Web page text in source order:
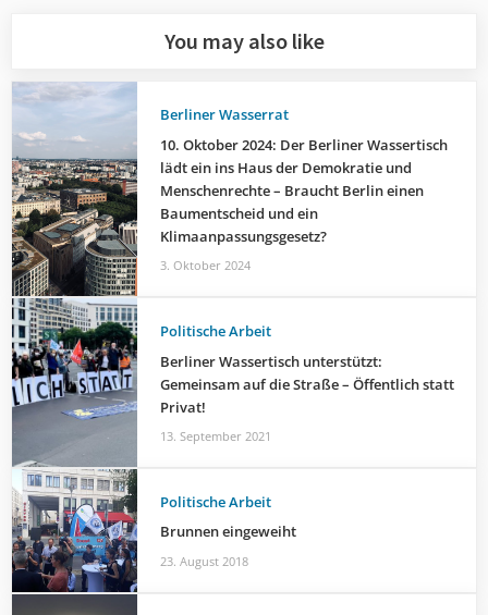
You may also like
Berliner Wasserrat
10. Oktober 2024: Der Berliner Wassertisch
lädt ein ins Haus der Demokratie und
Menschenrechte – Braucht Berlin einen
Baumentscheid und ein
Klimaanpassungsgesetz?
3. Oktober 2024
Politische Arbeit
Berliner Wassertisch unterstützt:
Gemeinsam auf die Straße – Öffentlich statt
Privat!
13. September 2021
Politische Arbeit
Brunnen eingeweiht
23. August 2018